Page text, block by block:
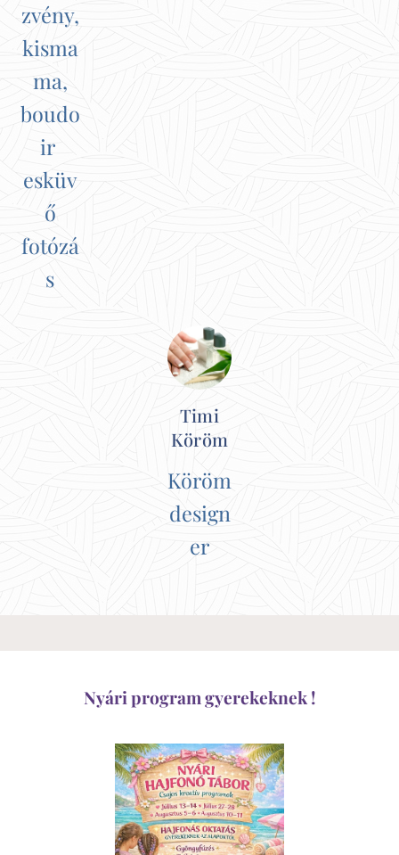
zvény,
kisma
ma,
boudo
ir
esküv
ő
fotózá
s
Timi
Köröm
Köröm
design
er
Nyári program gyerekeknek !